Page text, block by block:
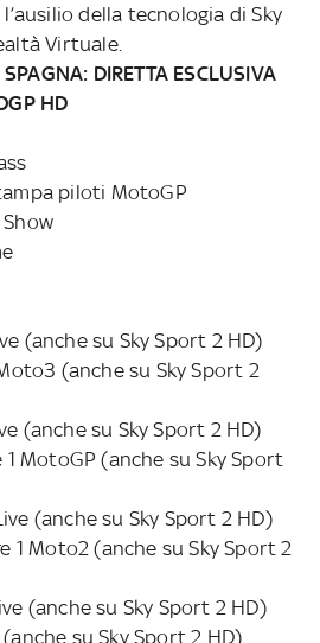
della tecnologia di Sky
Virtuale.
DIRETTA ESCLUSIVA
HD
piloti MotoGP
Show
(anche su Sky Sport 2 HD)
(anche su Sky Sport 2
(anche su Sky Sport 2 HD)
1 MotoGP (anche su Sky Sport
(anche su Sky Sport 2 HD)
1 Moto2 (anche su Sky Sport 2
(anche su Sky Sport 2 HD)
su Sky Sport 2 HD)